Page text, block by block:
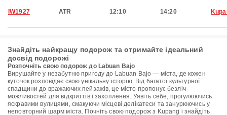
IW1927 ATR 12:10 14:20
Знайдіть найкращу подорож та отримайте ідеальний
досвід подорожі
Розпочніть свою подорож до Labuan Bajo
Вирушайте у незабутню пригоду до Labuan Bajo — міста, де кожен
куточок розповідає свою унікальну історію. Від багатої культурної
спадщини до вражаючих пейзажів, це місто пропонує безліч
можливостей для відкриттів і захоплення. Уявіть себе, прогулюючись
яскравими вулицями, смакуючи місцеві делікатеси та занурюючись у
неповторний шарм міста. Почніть свою подорож з Kupang і знайдіть